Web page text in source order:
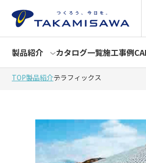
製品紹介 カタログ一覧施工事例
TOP製品紹介テラフィックス